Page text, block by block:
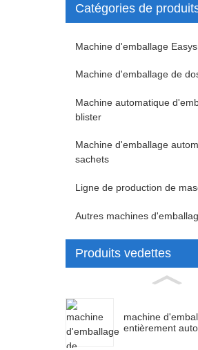
Catégories de
Machine d'emballage
Machine d'emballage de
Machine automatique
blister
Machine d'emballage
sachets
Ligne de production de
Autres machines
Produits vedettes
machine
entièrement
Loading...
Loading...